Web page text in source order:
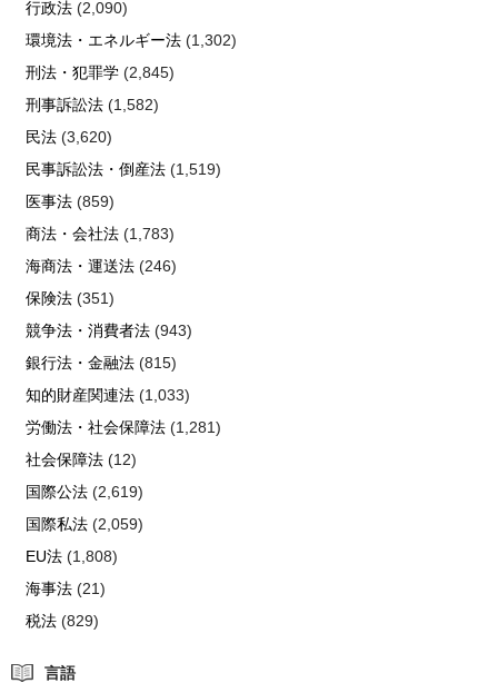
行政法(2,090)
環境法・エネルギー法(1,302)
刑法・犯罪学(2,845)
刑事訴訟法(1,582)
民法(3,620)
民事訴訟法・倒産法(1,519)
医事法(859)
商法・会社法(1,783)
海商法・運送法(246)
保険法(351)
競争法・消費者法(943)
銀行法・金融法(815)
知的財産関連法(1,033)
労働法・社会保障法(1,281)
社会保障法(12)
国際公法(2,619)
国際私法(2,059)
EU法(1,808)
海事法(21)
税法(829)
言語